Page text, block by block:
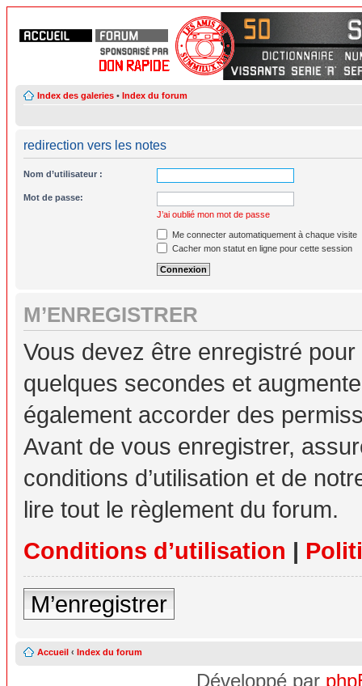
Index des galeries • Index du forum
redirection vers les notes
Nom d’utilisateur :
Mot de passe:
J’ai oublié mon mot de passe
Me connecter automatiquement à chaque visite
Cacher mon statut en ligne pour cette session
M’ENREGISTRER
Vous devez être enregistré
quelques secondes et
également accorder des
Avant de vous enregistrer,
conditions d’utilisation et de
lire tout le règlement du forum.
Conditions d’utilisation |
M’enregistrer
Accueil ‹ Index du forum
Développé par